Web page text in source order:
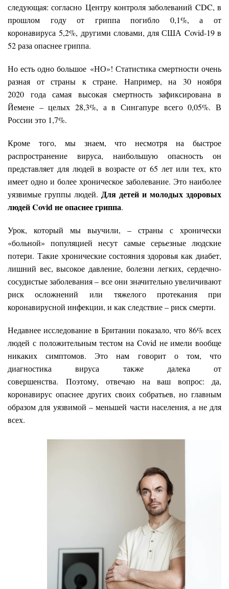
следующая: согласно Центру контроля заболеваний CDC, в
прошлом году от гриппа погибло 0,1%, а от
коронавируса 5,2%, другими словами, для США Covid-19 в
52 раза опаснее гриппа.
Но есть одно большое «НО»! Статистика смертности очень
разная от страны к стране. Например, на 30 ноября
2020 года самая высокая смертность зафиксирована в
Йемене – целых 28,3%, а в Сингапуре всего 0,05%. В
России это 1,7%.
Кроме того, мы знаем, что несмотря на быстрое
распространение вируса, наибольшую опасность он
представляет для людей в возрасте от 65 лет или тех, кто
имеет одно и более хроническое заболевание. Это наиболее
уязвимые группы людей. Для детей и молодых здоровых
людей Covid не опаснее гриппа.
Урок, который мы выучили, – страны с хронически
«больной» популяцией несут самые серьезные людские
потери. Такие хронические состояния здоровья как диабет,
лишний вес, высокое давление, болезни легких, сердечно-
сосудистые заболевания – все они значительно увеличивают
риск осложнений или тяжелого протекания при
коронавирусной инфекции, и как следствие – риск смерти.
Недавнее исследование в Британии показало, что 86% всех
людей с положительным тестом на Covid не имели вообще
никаких симптомов. Это нам говорит о том, что
диагностика вируса также далека от
совершенства. Поэтому, отвечаю на ваш вопрос: да,
коронавирус опаснее других своих собратьев, но главным
образом для уязвимой – меньшей части населения, а не для
всех.